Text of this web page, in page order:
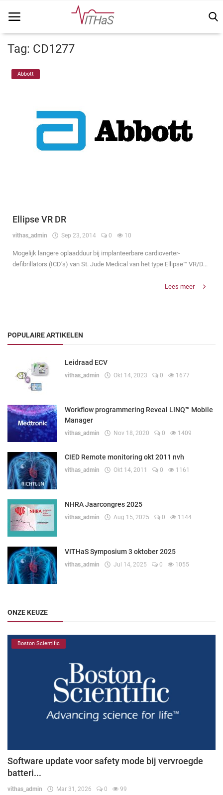
Home
Registreer
Tag: CD1277
Abbott
Ellipse VR DR
vithas_admin Sep 23, 2014 0 10
Mogelijk langere oplaadduur bij implanteerbare cardioverter-
defibrillators (ICD’s) van St. Jude Medical van het type Ellipse™ VR/D...
Lees meer
POPULAIRE ARTIKELEN
Leidraad ECV
vithas_admin Okt 14, 2023 0 1677
Workflow programmering Reveal LINQ™ Mobile
Manager
vithas_admin Nov 18, 2020 0 1409
CIED Remote monitoring okt 2011 nvh
vithas_admin Okt 14, 2011 0 1161
NHRA Jaarcongres 2025
vithas_admin Aug 15, 2025 0 1144
VITHaS Symposium 3 oktober 2025
vithas_admin Jul 14, 2025 0 1055
ONZE KEUZE
Boston Scientific
Software update voor safety mode bij vervroegde
batteri...
vithas_admin Mar 31, 2026 0 99